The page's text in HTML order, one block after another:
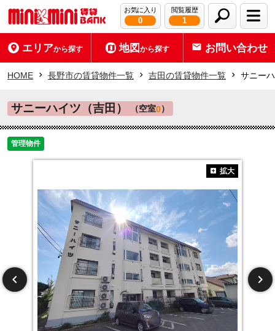
お気に入り
0
閲覧履歴
1
エリアから探す 地図から探す お問い合わせ
HOME 長野市の賃貸物件一覧 吉田の賃貸物件一覧 サニー
サニーハイツ（吉田） （空室0）
管理物件
拡大